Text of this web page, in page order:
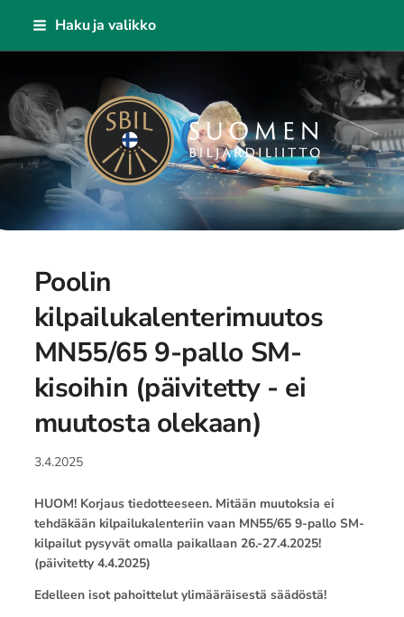
Siirry
Haku ja valikko
Suomen Biljardiliitto ry
Poolin
kilpailukalenterimuutos
MN55/65 9-pallo SM-
kisoihin (päivitetty - ei
muutosta olekaan)
3.4.2025
HUOM! Korjaus tiedotteeseen. Mitään muutoksia ei
tehdäkään kilpailukalenteriin vaan MN55/65 9-pallo SM-
kilpailut pysyvät omalla paikallaan 26.-27.4.2025!
(päivitetty 4.4.2025)
Edelleen isot pahoittelut ylimääräisestä säädöstä!